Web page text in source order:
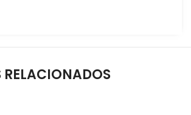
RELACIONADOS